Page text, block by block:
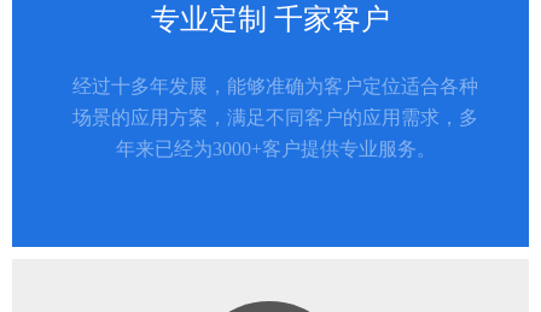
专业定制 千家客户
经过十多年发展，能够准确为客户定位适合各种
场景的应用方案，满足不同客户的应用需求，多
年来已经为3000+客户提供专业服务。